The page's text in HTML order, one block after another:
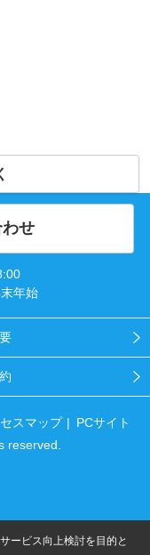
せ
年始
スマップ
PCサイト
reserved.
ービス向上検討を目的と